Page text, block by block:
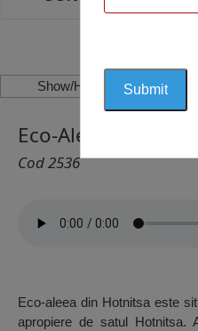
Show/Hide Left Side
Eco-Aleea din
Cod 2536
Eco-aleea din Hotnitsa este
apropiere de satul